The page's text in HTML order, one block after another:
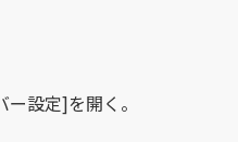
設定]を開く。